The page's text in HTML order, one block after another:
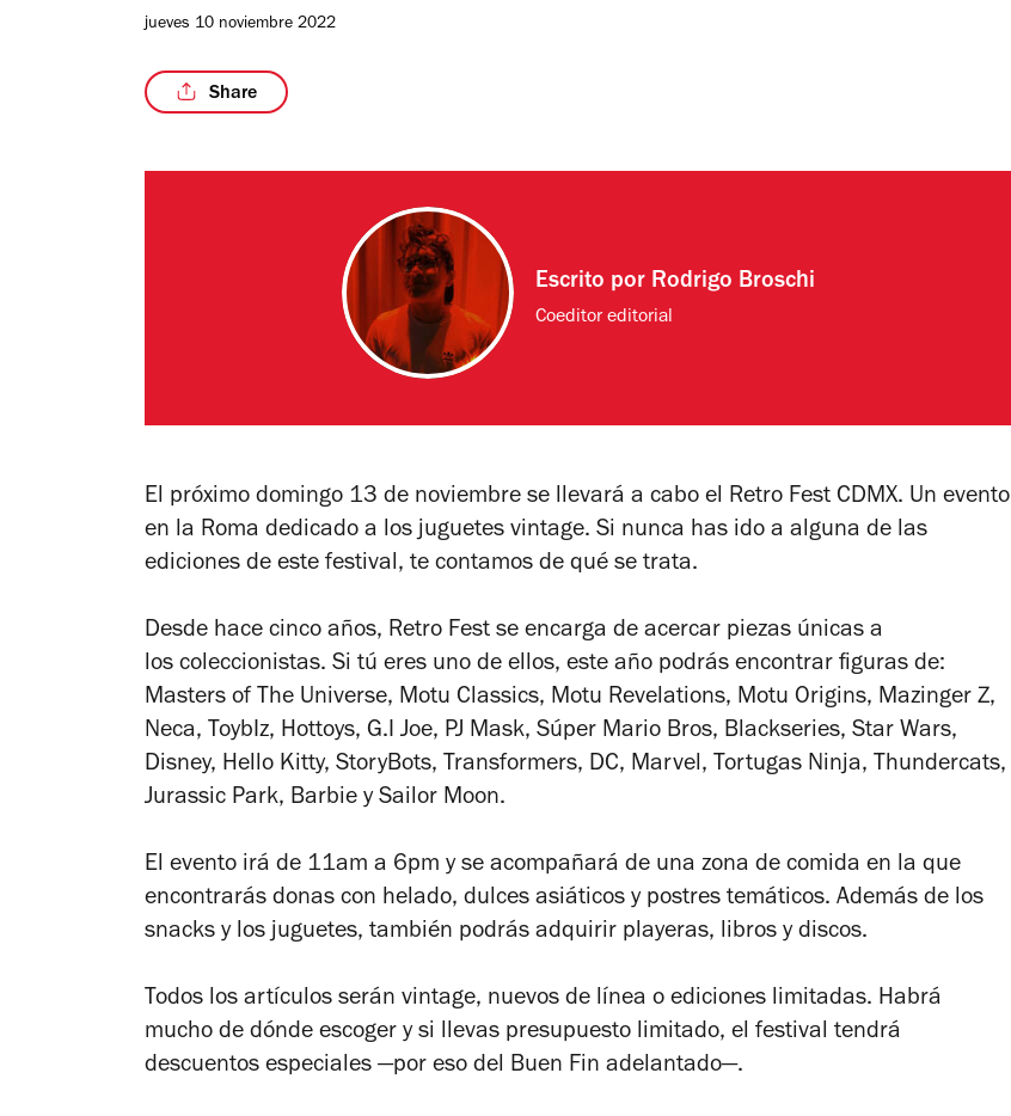
jueves 10 noviembre 2022
Share
Escrito por Rodrigo Broschi
Coeditor editorial
El próximo domingo 13 de noviembre se llevará a cabo el Retro Fest CDMX. Un evento
en la Roma dedicado a los juguetes vintage. Si nunca has ido a alguna de las
ediciones de este festival, te contamos de qué se trata.
Desde hace cinco años, Retro Fest se encarga de acercar piezas únicas a
los coleccionistas. Si tú eres uno de ellos, este año podrás encontrar figuras de:
Masters of The Universe, Motu Classics, Motu Revelations, Motu Origins, Mazinger Z,
Neca, ToybIz, Hottoys, G.I Joe, PJ Mask, Súper Mario Bros, Blackseries, Star Wars,
Disney, Hello Kitty, StoryBots, Transformers, DC, Marvel, Tortugas Ninja, Thundercats,
Jurassic Park, Barbie y Sailor Moon.
El evento irá de 11am a 6pm y se acompañará de una zona de comida en la que
encontrarás donas con helado, dulces asiáticos y postres temáticos. Además de los
snacks y los juguetes, también podrás adquirir playeras, libros y discos.
Todos los artículos serán vintage, nuevos de línea o ediciones limitadas. Habrá
mucho de dónde escoger y si llevas presupuesto limitado, el festival tendrá
descuentos especiales —por eso del Buen Fin adelantado—.